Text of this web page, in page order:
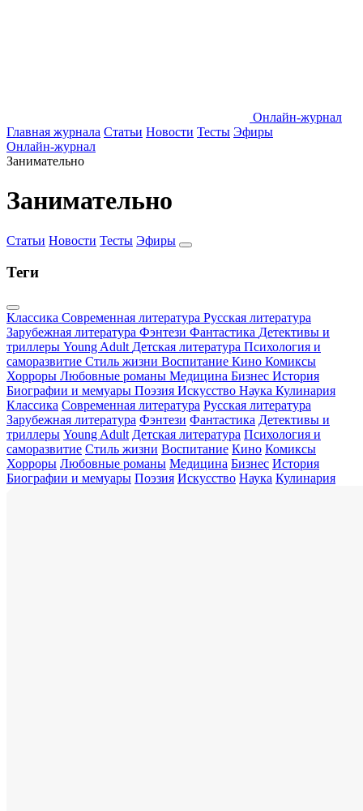
Онлайн-журнал
Главная журнала Статьи Новости Тесты Эфиры
Онлайн-журнал
Занимательно
Занимательно
Статьи Новости Тесты Эфиры
Теги
Классика Современная литература Русская литература
Зарубежная литература Фэнтези Фантастика Детективы и
триллеры Young Adult Детская литература Психология и
саморазвитие Стиль жизни Воспитание Кино Комиксы
Хорроры Любовные романы Медицина Бизнес История
Биографии и мемуары Поэзия Искусство Наука Кулинария
Классика Современная литература Русская литература
Зарубежная литература Фэнтези Фантастика Детективы и
триллеры Young Adult Детская литература Психология и
саморазвитие Стиль жизни Воспитание Кино Комиксы
Хорроры Любовные романы Медицина Бизнес История
Биографии и мемуары Поэзия Искусство Наука Кулинария